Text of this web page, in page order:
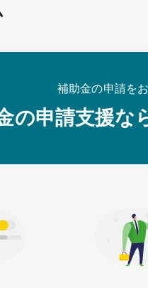
補助金の申請を
の申請支援な